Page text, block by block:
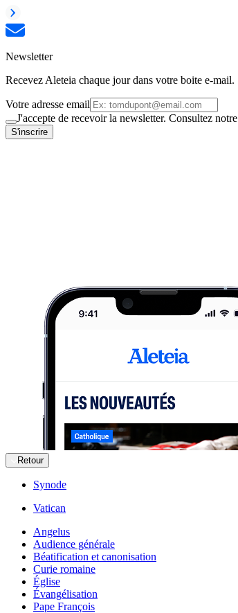
Newsletter
Recevez Aleteia chaque jour dans votre boite e-mail.
Votre adresse email
J'accepte de recevoir la newsletter. Consultez notre
S'inscrire
Retour
Synode
Vatican
Angelus
Audience générale
Béatification et canonisation
Curie romaine
Église
Évangélisation
Pape François